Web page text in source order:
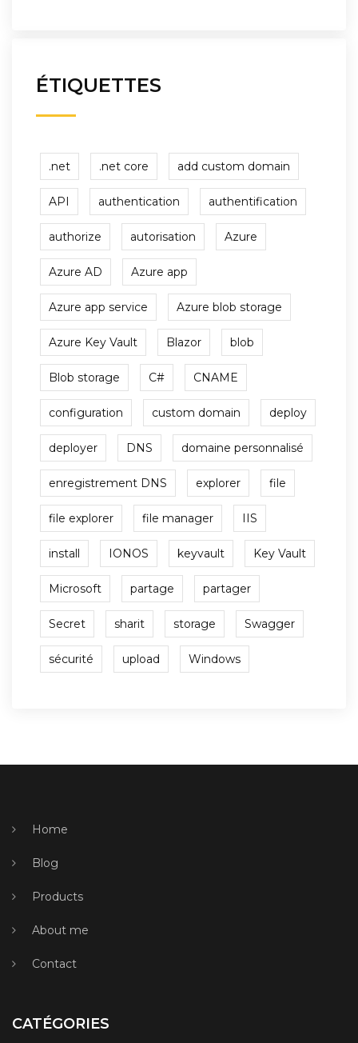
ÉTIQUETTES
.net .net core add custom domain
API authentication authentification
authorize autorisation Azure
Azure AD Azure app
Azure app service Azure blob storage
Azure Key Vault Blazor blob
Blob storage C# CNAME
configuration custom domain deploy
deployer DNS domaine personnalisé
enregistrement DNS explorer file
file explorer file manager IIS
install IONOS keyvault Key Vault
Microsoft partage partager
Secret sharit storage Swagger
sécurité upload Windows
Home
Blog
Products
About me
Contact
CATÉGORIES